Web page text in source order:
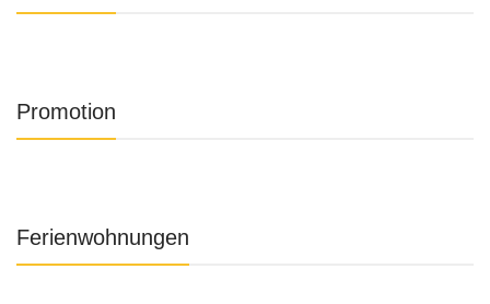
Promotion
Ferienwohnungen